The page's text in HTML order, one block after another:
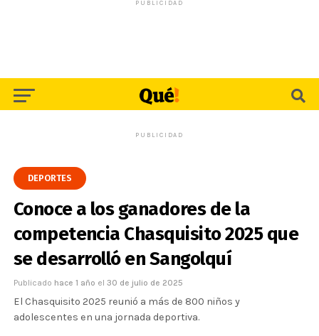
PUBLICIDAD
PUBLICIDAD
DEPORTES
Conoce a los ganadores de la
competencia Chasquisito 2025 que
se desarrolló en Sangolquí
Publicado hace 1 año el 30 de julio de 2025
El Chasquisito 2025 reunió a más de 800 niños y
adolescentes en una jornada deportiva.